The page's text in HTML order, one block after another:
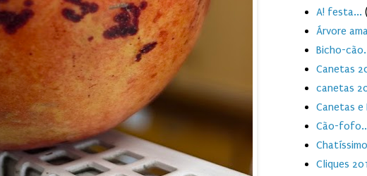
A! festa...
Árvore
Bicho-
Canetas
canetas
Canetas e
Cão-
Cliques